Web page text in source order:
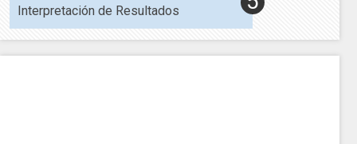
Interpretación de Resultados